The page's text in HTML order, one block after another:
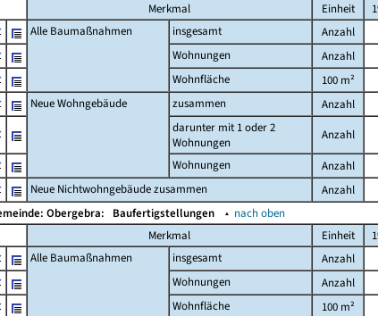
Merkmal
Einheit
Alle Baumaßnahmen
insgesamt Anzahl
Wohnungen
Anzahl
Wohnfläche
100 m²
Neue Wohngebäude
zusammen Anzahl
darunter mit 1 oder 2
Wohnungen
Anzahl
Wohnungen
Anzahl
Neue Nichtwohngebäude zusammen
Anzahl
Obergebra: Baufertigstellungen ▴ nach oben
Merkmal
Einheit
Alle Baumaßnahmen
insgesamt Anzahl
Wohnungen
Anzahl
Wohnfläche
100 m²